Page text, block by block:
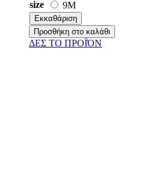
size
9M
Εκκαθάριση
Προσθήκη στο καλάθι
ΔΕΣ ΤO ΠΡΟΪΌΝ